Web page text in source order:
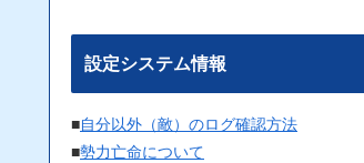
設定システム情報
■自分以外（敵）のログ確認方法
■勢力亡命について